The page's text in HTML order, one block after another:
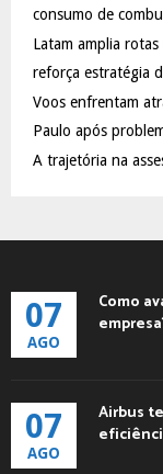
:consumo de
Latam amplia
reforça estratégia
Voos enfrentam
Paulo após
A trajetória na
07
AGO
Como
07
AGO
Airbus